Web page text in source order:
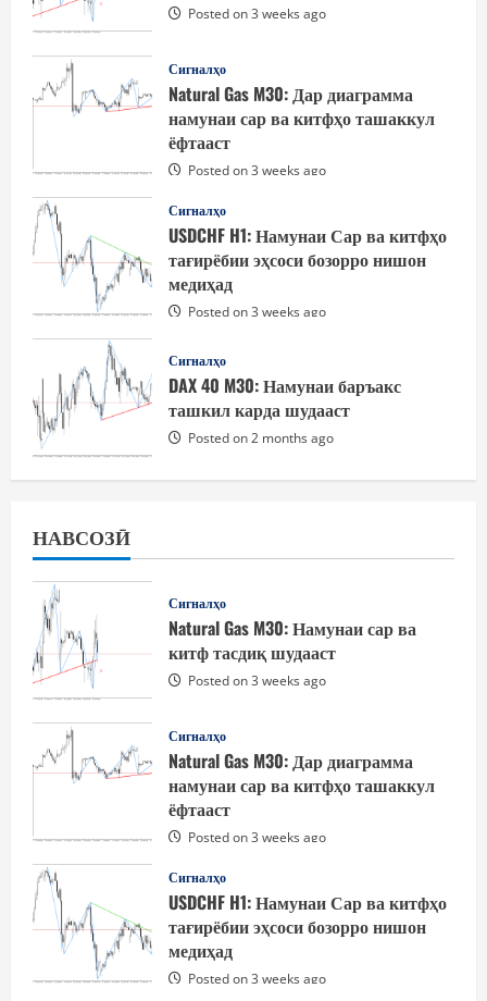
Posted on 3 weeks ago
Сигналҳо
Natural Gas M30: Дар диаграмма
намунаи сар ва китфҳо ташаккул
ёфтааст
Posted on 3 weeks ago
Сигналҳо
USDCHF H1: Намунаи Сар ва китфҳо
тағирёбии эҳсоси бозорро нишон
медиҳад
Posted on 3 weeks ago
Сигналҳо
DAX 40 M30: Намунаи баръакс
ташкил карда шудааст
Posted on 2 months ago
НАВСОЗӢ
Сигналҳо
Natural Gas M30: Намунаи сар ва
китф тасдиқ шудааст
Posted on 3 weeks ago
Сигналҳо
Natural Gas M30: Дар диаграмма
намунаи сар ва китфҳо ташаккул
ёфтааст
Posted on 3 weeks ago
Сигналҳо
USDCHF H1: Намунаи Сар ва китфҳо
тағирёбии эҳсоси бозорро нишон
медиҳад
Posted on 3 weeks ago